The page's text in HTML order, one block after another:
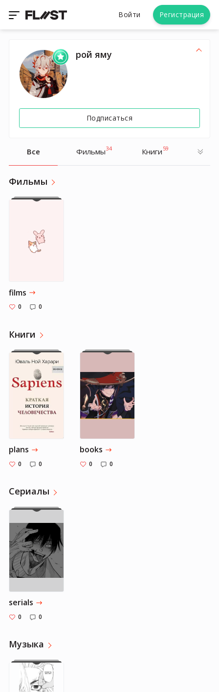
Войти Регистрация
рой яму
Подписаться
Все Фильмы34 Книги 59
Фильмы
films
0 0
Книги
plans
0 0
books
0 0
Cериалы
serials
0 0
Музыка